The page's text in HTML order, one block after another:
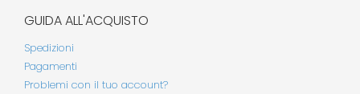
GUIDA ALL'ACQUISTO
Spedizioni
Pagamenti
Problemi con il tuo account?